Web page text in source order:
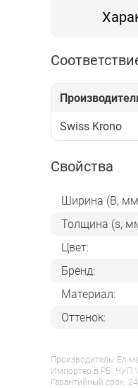
Swiss Krono
Свойства
Ширина (B,
Толщина (s,
Цвет:
Бренд:
Материал:
Оттенок:
Производитель: Ел-
Импортер в РБ: ЧУП
Гарантийный срок: